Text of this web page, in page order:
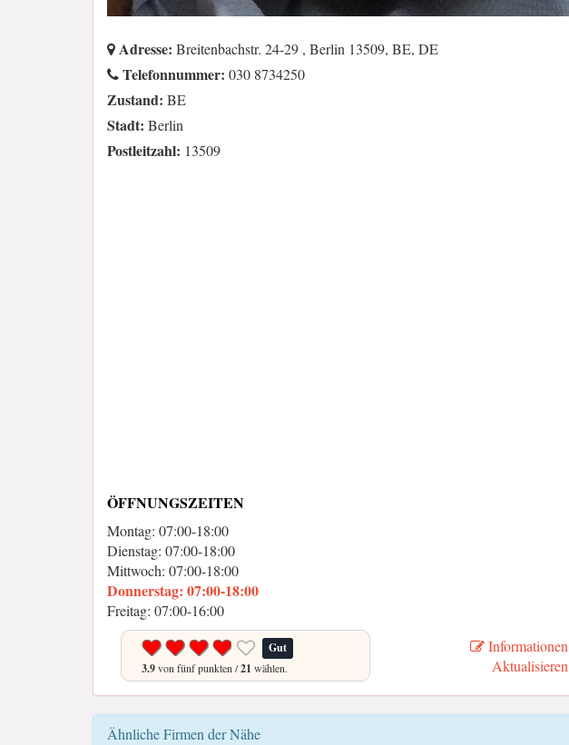
Adresse: Breitenbachstr. 24-29 , Berlin 13509, BE, DE
Telefonnummer: 030 8734250
Zustand: BE
Stadt: Berlin
Postleitzahl: 13509
ÖFFNUNGSZEITEN
Montag: 07:00-18:00
Dienstag: 07:00-18:00
Mittwoch: 07:00-18:00
Donnerstag: 07:00-18:00
Freitag: 07:00-16:00
Gut
3.9von fünf punkten /21 wählen.
Informationen
Aktualisieren
Ähnliche Firmen der Nähe